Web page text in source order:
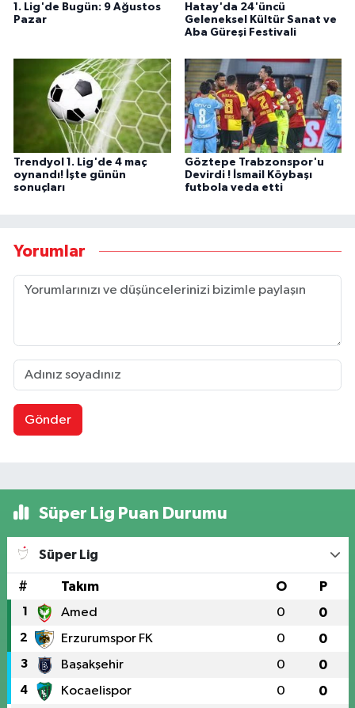
1. Lig'de Bugün: 9 Ağustos
Pazar
Hatay'da 24'üncü
Geleneksel Kültür Sanat ve
Aba Güreşi Festivali
Trendyol 1. Lig'de 4 maç
oynandı! İşte günün
sonuçları
Göztepe Trabzonspor'u
Devirdi ! İsmail Köybaşı
futbola veda etti
Yorumlar
Gönder
Süper Lig Puan Durumu
Süper Lig
# Takım O P
1 Amed 0 0
2 Erzurumspor FK 0 0
3 Başakşehir 0 0
4 Kocaelispor 0 0